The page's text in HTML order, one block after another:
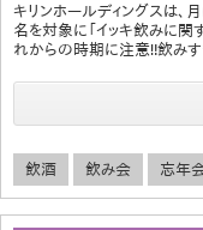
キリンホールディングスは
名を対象に「イッキ飲みに関
れからの時期に注意‼️飲み
飲酒 飲み会 忘年